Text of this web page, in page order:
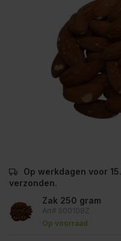
Op werkdagen voor
verzonden.
Zak 250 gram
Art# 500108Z
Op voorraad